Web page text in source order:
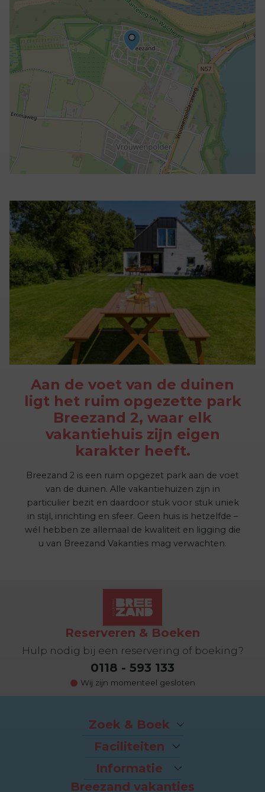
Aan de voet van de duinen
ligt het ruim opgezette park
Breezand 2, waar elk
vakantiehuis zijn eigen
karakter heeft.
Breezand 2 is een ruim opgezet park aan de voet
van de duinen. Alle vakantiehuizen zijn in
particulier bezit en daardoor stuk voor stuk uniek
in stijl, inrichting en sfeer. Geen huis is hetzelfde –
wél hebben ze allemaal de kwaliteit en ligging die
u van Breezand Vakanties mag verwachten.
Reserveren & Boeken
Hulp nodig bij een reservering of boeking?
0118 - 593 133
Wij zijn momenteel gesloten
Zoek & Boek
Arrangementen
Last-minutes
Vakantiehuizen
Appartementen
Sealofts
Faciliteiten
Het strand
Fietsverhuur
Brasserie Dune
Informatie
Contact & Route
Breezand vakanties